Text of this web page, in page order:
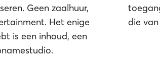
Geen zaalhuur,
Het enige
is een inhoud, een
die